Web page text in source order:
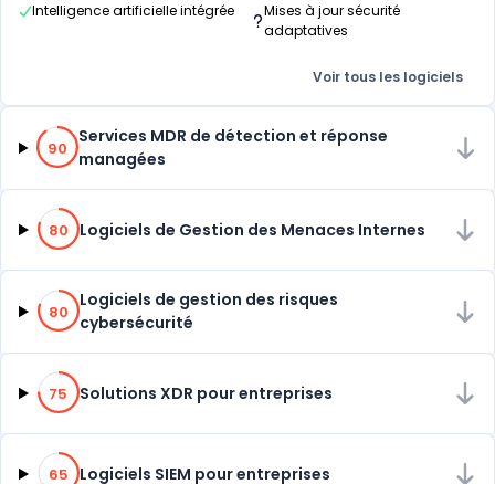
Intelligence artificielle intégrée
Mises à jour sécurité
adaptatives
Voir tous les logiciels
90% de compatibilité
90
Services MDR de détection et réponse
managées
80% de compatibilité
80 Logiciels de Gestion des Menaces Internes
80% de compatibilité
80
Logiciels de gestion des risques
cybersécurité
75% de compatibilité
75 Solutions XDR pour entreprises
65% de compatibilité
65 Logiciels SIEM pour entreprises